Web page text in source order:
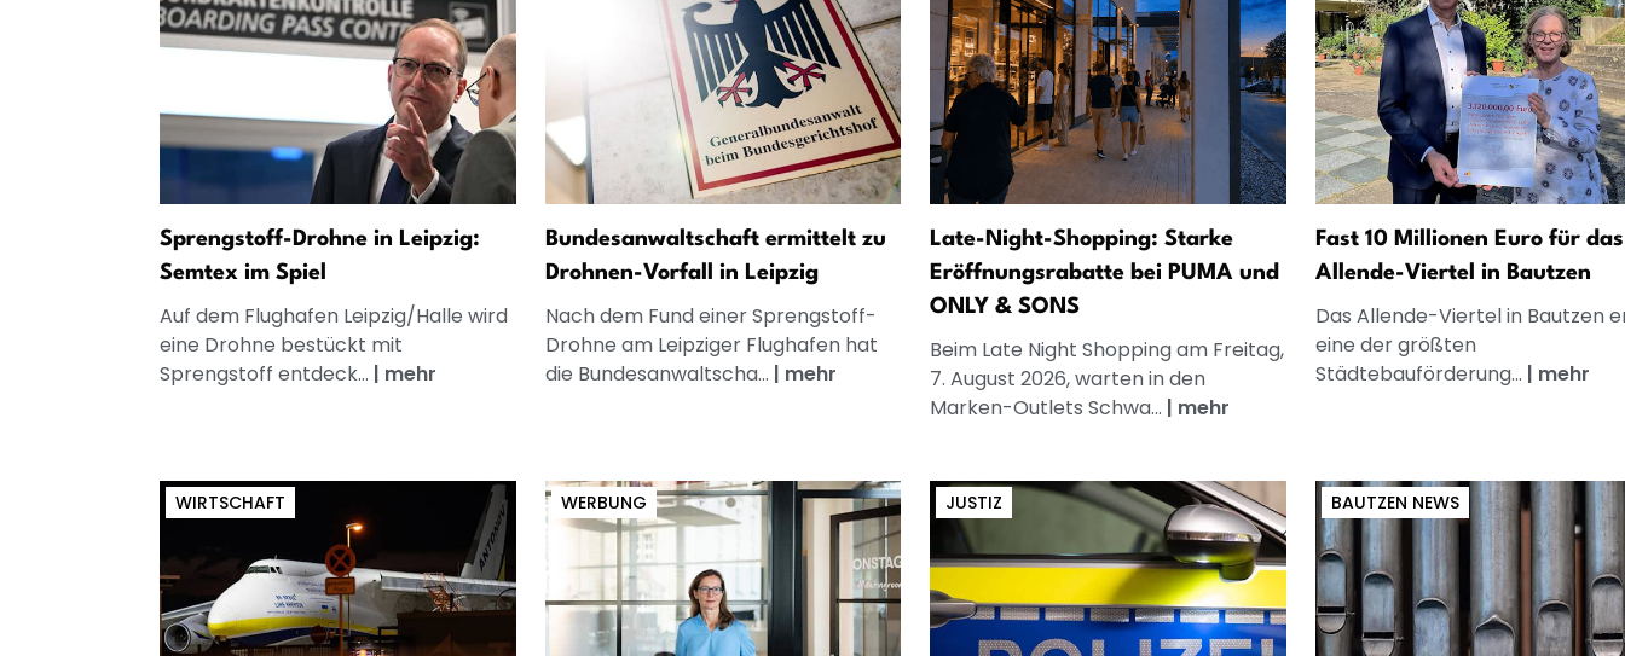
Sprengstoff-Drohne in Leipzig:
Semtex im Spiel
Auf dem Flughafen Leipzig/Halle wird
eine Drohne bestückt mit
Sprengstoff entdeck... | mehr
Bundesanwaltschaft ermittelt zu
Drohnen-Vorfall in Leipzig
Nach dem Fund einer Sprengstoff-
Drohne am Leipziger Flughafen hat
die Bundesanwaltscha... | mehr
Late-Night-Shopping: Starke
Eröffnungsrabatte bei PUMA und
ONLY & SONS
Beim Late Night Shopping am Freitag,
7. August 2026, warten in den
Marken-Outlets Schwa... | mehr
Fast 10 Millionen Euro für das
Allende-Viertel in Bautzen
Das Allende-Viertel in Bautzen
eine der größten
Städtebauförderung... | mehr
WIRTSCHAFT WERBUNG JUSTIZ BAUTZEN NEWS